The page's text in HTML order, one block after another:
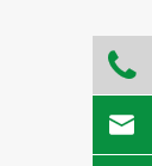

